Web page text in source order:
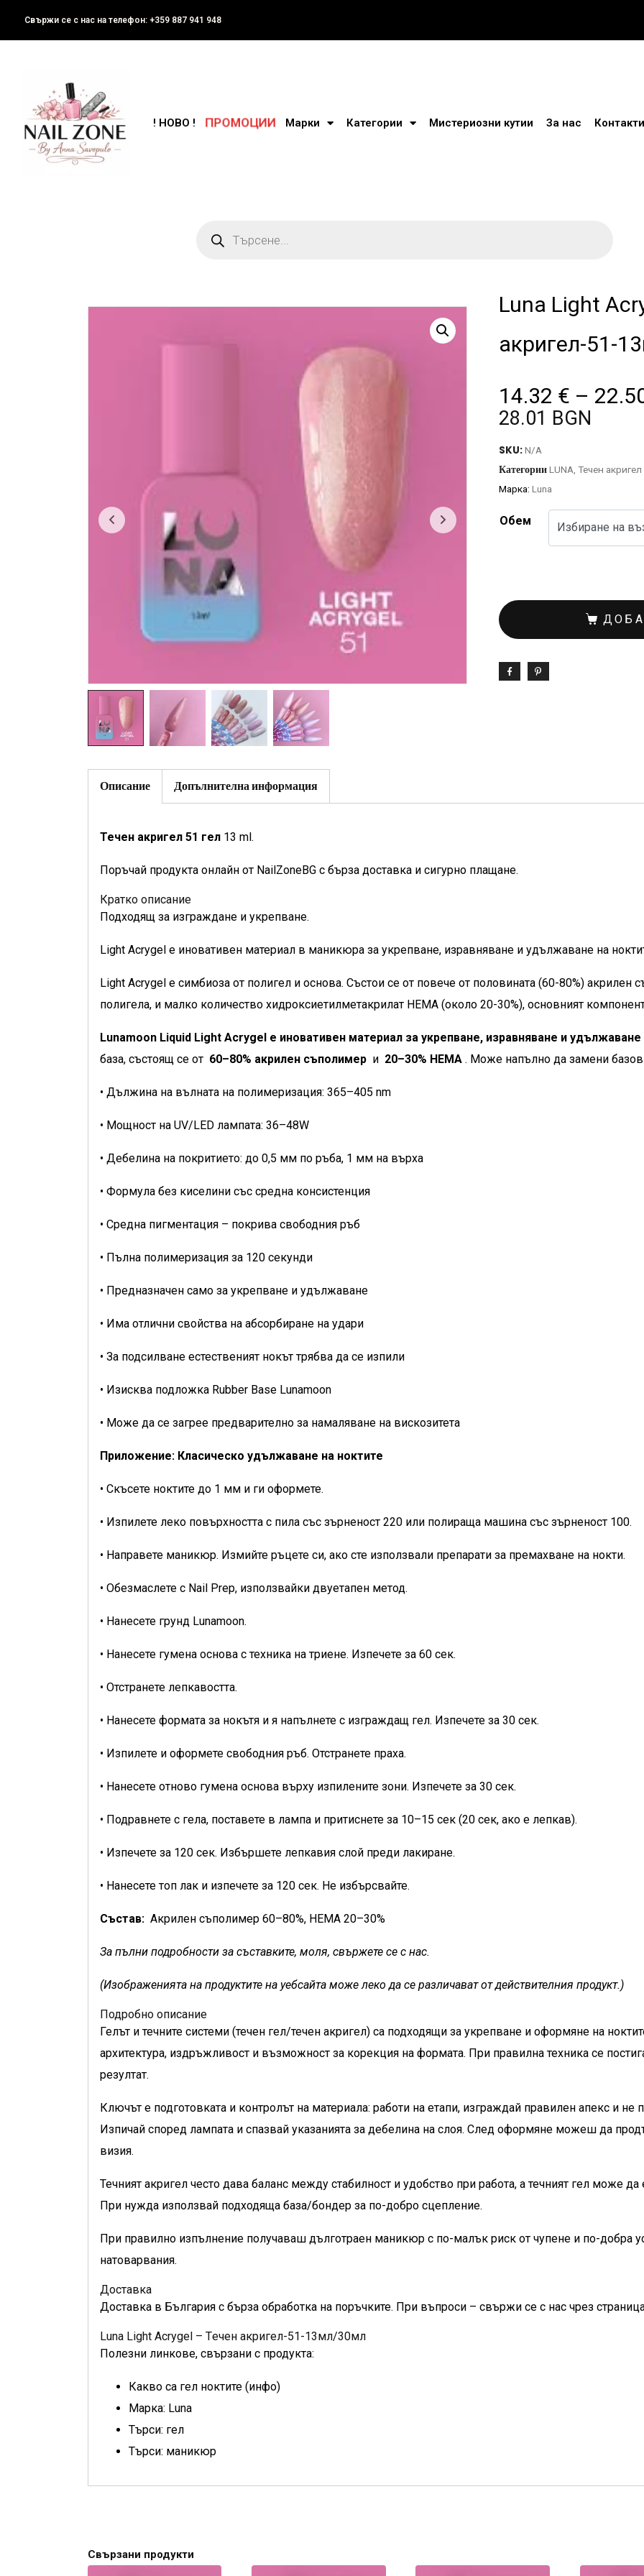
Свържи се с нас на телефон: +359 887 941 948
! НОВО ! ПРОМОЦИИ Марки Категории Мистериозни кутии За нас Контакти
Luna Light
акригел-51-
14.32 € –
28.01 BGN
SKU:N/A
КатегорииLUNA Течен акригел
Марка: Luna
Обем
Описание Допълнителна информация
Течен акригел 51 гел 13 ml.
Поръчай продукта онлайн от NailZoneBG с бърза доставка и сигурно плащане.
Кратко описание
Подходящ за изграждане и укрепване.
Light Acrygel е иновативен материал в маникюра за укрепване, изравняване и удължаване на
Light Acrygel е симбиоза от полигел и основа. Състои се от повече от половината (60-80%) акрилен
полигела, и малко количество хидроксиетилметакрилат HEMA (около 20-30%), основният
Lunamoon Liquid Light Acrygel е иновативен материал за укрепване, изравняване и удължаване
база, състоящ се от 60–80% акрилен съполимер и 20–30% HEMA . Може напълно да замени
• Дължина на вълната на полимеризация: 365–405 nm
• Мощност на UV/LED лампата: 36–48W
• Дебелина на покритието: до 0,5 мм по ръба, 1 мм на върха
• Формула без киселини със средна консистенция
• Средна пигментация – покрива свободния ръб
• Пълна полимеризация за 120 секунди
• Предназначен само за укрепване и удължаване
• Има отлични свойства на абсорбиране на удари
• За подсилване естественият нокът трябва да се изпили
• Изисква подложка Rubber Base Lunamoon
• Може да се загрее предварително за намаляване на вискозитета
Приложение: Класическо удължаване на ноктите
• Скъсете ноктите до 1 мм и ги оформете.
• Изпилете леко повърхността с пила със зърненост 220 или полираща машина със зърненост 100.
• Направете маникюр. Измийте ръцете си, ако сте използвали препарати за премахване на нокти.
• Обезмаслете с Nail Prep, използвайки двуетапен метод.
• Нанесете грунд Lunamoon.
• Нанесете гумена основа с техника на триене. Изпечете за 60 сек.
• Отстранете лепкавостта.
• Нанесете формата за нокътя и я напълнете с изграждащ гел. Изпечете за 30 сек.
• Изпилете и оформете свободния ръб. Отстранете праха.
• Нанесете отново гумена основа върху изпилените зони. Изпечете за 30 сек.
• Подравнете с гела, поставете в лампа и притиснете за 10–15 сек (20 сек, ако е лепкав).
• Изпечете за 120 сек. Избършете лепкавия слой преди лакиране.
• Нанесете топ лак и изпечете за 120 сек. Не избърсвайте.
Състав: Акрилен съполимер 60–80%, HEMA 20–30%
За пълни подробности за съставките, моля, свържете се с нас.
(Изображенията на продуктите на уебсайта може леко да се различават от действителния продукт.)
Подробно описание
Гелът и течните системи (течен гел/течен акригел) са подходящи за укрепване и оформяне на
архитектура, издръжливост и възможност за корекция на формата. При правилна техника се
резултат.
Ключът е подготовката и контролът на материала: работи на етапи, изграждай правилен апекс и не
Изпичай според лампата и спазвай указанията за дебелина на слоя. След оформяне можеш да
визия.
Течният акригел често дава баланс между стабилност и удобство при работа, а течният гел може
При нужда използвай подходяща база/бондер за по-добро сцепление.
При правилно изпълнение получаваш дълготраен маникюр с по-малък риск от чупене и по-добра
натоварвания.
Доставка
Доставка в България с бърза обработка на поръчките. При въпроси – свържи се с нас чрез
Luna Light Acrygel – Tечен акригел-51-13мл/30мл
Полезни линкове, свързани с продукта:
Какво са гел ноктите (инфо)
Марка: Luna
Търси: гел
Търси: маникюр
Свързани продукти